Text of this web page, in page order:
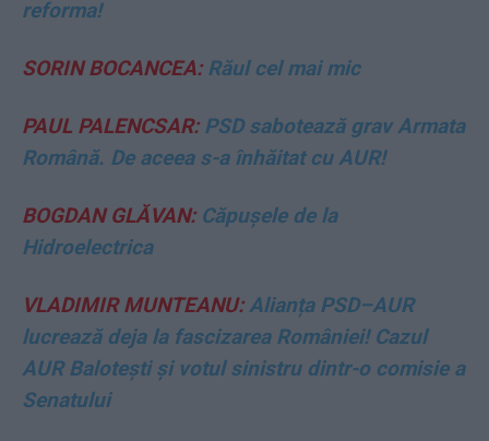
reforma!
SORIN BOCANCEA:Răul cel mai mic
PAUL PALENCSAR: PSD sabotează grav Armata
Română. De aceea s-a înhăitat cu AUR!
BOGDAN GLĂVAN:Căpușele de la
Hidroelectrica
VLADIMIR MUNTEANU:Alianța PSD–AUR
lucrează deja la fascizarea României! Cazul
AUR Balotești și votul sinistru dintr-o comisie a
Senatului